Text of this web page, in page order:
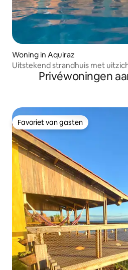
Woning in Aquiraz
Uitstekend strandhuis met
Privéwoningen
Favoriet van gasten
Favoriet van gasten